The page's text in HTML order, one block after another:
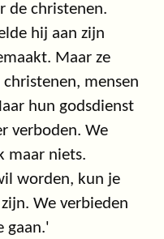
de christenen.
hij aan zijn
Maar ze
mensen
hun godsdienst
verboden. We
maar niets.
worden, kun je
We verbieden
gaan.'